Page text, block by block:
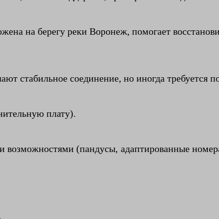
на берегу реки Воронеж, помогает
стабильное соединение, но иногда требуется
плату).
возможностями (пандусы, адаптированные